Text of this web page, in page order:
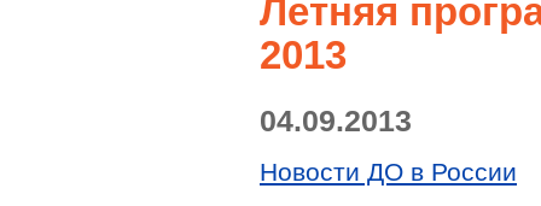
Летняя
2013
04.09.2013
Новости ДО в России